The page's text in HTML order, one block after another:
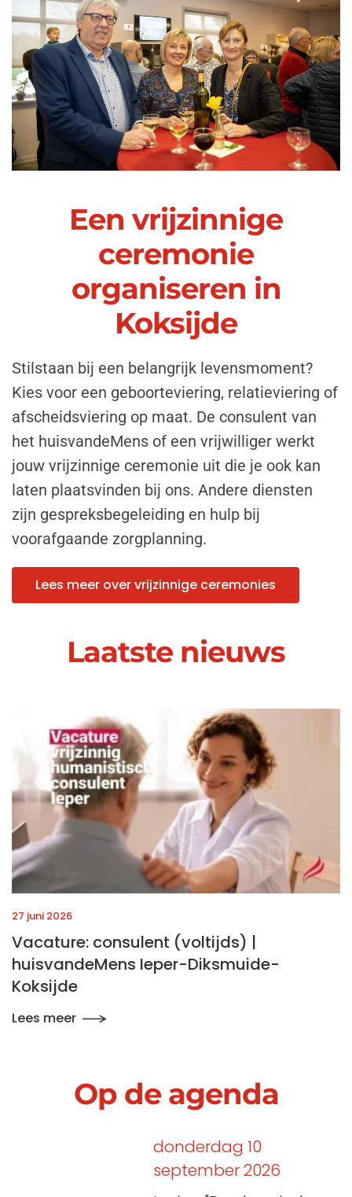
Een vrijzinnige
ceremonie
organiseren in
Koksijde
Stilstaan bij een belangrijk levensmoment?
Kies voor een geboorteviering, relatieviering of
afscheidsviering op maat. De consulent van
het huisvandeMens of een vrijwilliger werkt
jouw vrijzinnige ceremonie uit die je ook kan
laten plaatsvinden bij ons. Andere diensten
zijn gespreksbegeleiding en hulp bij
voorafgaande zorgplanning.
Lees meer over vrijzinnige ceremonies
Laatste nieuws
27 juni 2026
Vacature: consulent (voltijds) |
huisvandeMens Ieper-Diksmuide-
Koksijde
Lees meer
Op de agenda
donderdag 10
september 2026